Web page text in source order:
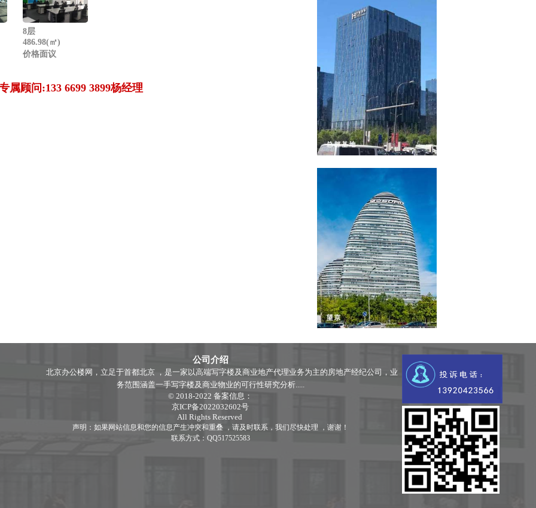
8层
486.98(㎡)
价格面议
属顾问:133 6699 3899杨经理
公司介绍
北京办公楼网，立足于首都北京 ，是一家以高端写字楼及商业地产代理业务为主的房地产经纪公司，业
务范围涵盖一手写字楼及商业物业的可行性研究分析.....
© 2018-2022 备案信息：
京ICP备2022032602号
All Rights Reserved
声明：如果网站信息和您的信息产生冲突和重叠 ，请及时联系，我们尽快处理 ，谢谢！
联系方式：QQ517525583